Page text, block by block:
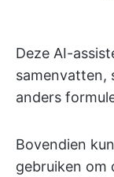
Deze AI-
samenvatten,
anders
Bovendien
gebruiken om